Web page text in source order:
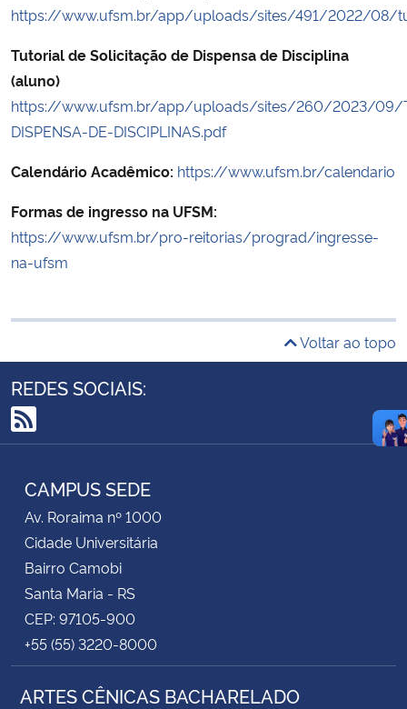
Advocacia-Geral da União
Banco Central do Brasil
Planalto
https://www.ufsm.br/app/uploads/sites/491/2022/08/
Tutorial de Solicitação de Dispensa de Disciplina
(aluno)
https://www.ufsm.br/app/uploads/sites/260/2023/09/
DISPENSA-DE-DISCIPLINAS.pdf
Calendário Acadêmico: https://www.ufsm.br/calendario
Formas de ingresso na UFSM:
https://www.ufsm.br/pro-reitorias/prograd/ingresse-
na-ufsm
Voltar ao topo
REDES SOCIAIS:
RSS
CAMPUS SEDE
Av. Roraima nº 1000
Cidade Universitária
Bairro Camobi
Santa Maria - RS
CEP: 97105-900
+55 (55) 3220-8000
ARTES CÊNICAS BACHARELADO